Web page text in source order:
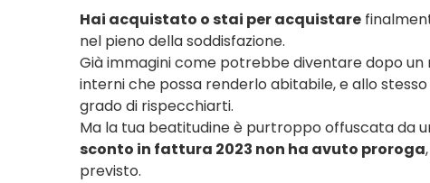
Hai acquistato o stai per acquistare
nel pieno della soddisfazione.
Già immagini come potrebbe diventare dopo
interni che possa renderlo abitabile, e allo
grado di rispecchiarti.
Ma la tua beatitudine è purtroppo offuscata da
sconto in fattura 2023 non ha avuto proroga
previsto.